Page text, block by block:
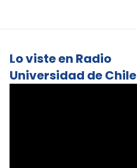
Lo viste en Radio
Universidad de Chile